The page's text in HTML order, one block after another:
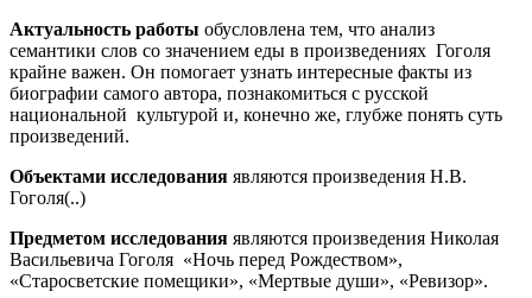
Актуальность работы обусловлена тем, что анализ
семантики слов со значением еды в произведениях Гоголя
крайне важен. Он помогает узнать интересные факты из
биографии самого автора, познакомиться с русской
национальной культурой и, конечно же, глубже понять суть
произведений.
Объектами исследования являются произведения Н.В.
Гоголя(..)
Предметом исследования являются произведения Николая
Васильевича Гоголя «Ночь перед Рождеством»,
«Старосветские помещики», «Мертвые души», «Ревизор».